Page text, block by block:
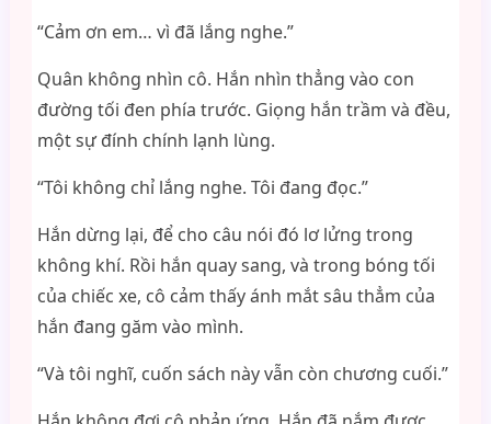
“Cảm ơn em… vì đã lắng nghe.”
Quân không nhìn cô. Hắn nhìn thẳng vào con
đường tối đen phía trước. Giọng hắn trầm và đều,
một sự đính chính lạnh lùng.
“Tôi không chỉ lắng nghe. Tôi đang đọc.”
Hắn dừng lại, để cho câu nói đó lơ lửng trong
không khí. Rồi hắn quay sang, và trong bóng tối
của chiếc xe, cô cảm thấy ánh mắt sâu thẳm của
hắn đang găm vào mình.
“Và tôi nghĩ, cuốn sách này vẫn còn chương cuối.”